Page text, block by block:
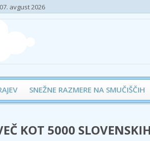
07. avgust 2026
SNEŽNE RAZMERE NA SMUČIŠČIH
KOT 5000